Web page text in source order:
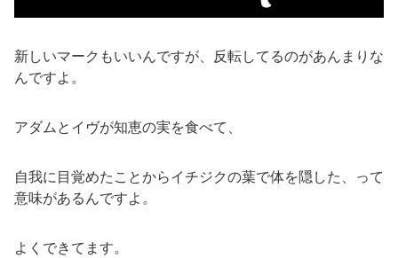
新しいマークもいいんですが、反転してるのがあんまりな
んですよ。
アダムとイヴが知恵の実を食べて、
自我に目覚めたことからイチジクの葉で体を隠した、って
意味があるんですよ。
よくできてます。